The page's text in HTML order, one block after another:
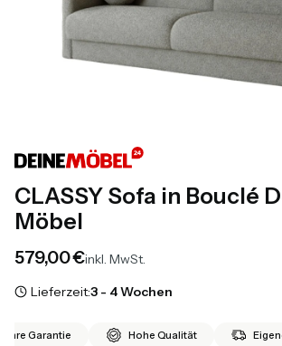
CLASSY Sofa in Bouclé
Möbel
Preis
579,00 €inkl. MwSt.
Lieferzeit:3 - 4 Wochen
Garantie Hohe Qualität